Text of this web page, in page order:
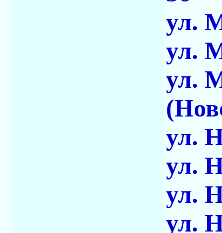
ул.
ул.
ул.
ул.
ул.
ул.
ул.